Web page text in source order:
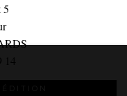
5
14